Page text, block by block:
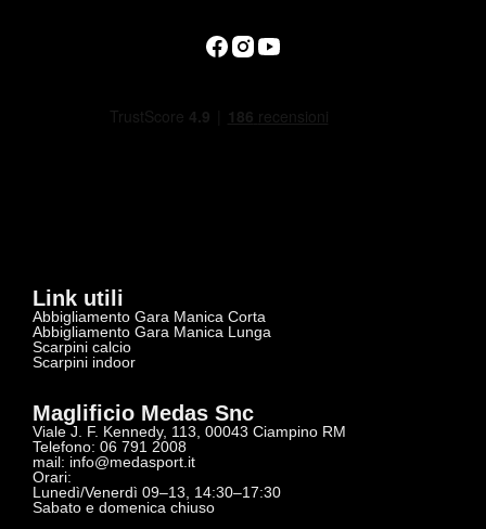
Link utili
Abbigliamento Gara Manica Corta
Abbigliamento Gara Manica Lunga
Scarpini calcio
Scarpini indoor
Maglificio Medas Snc
Viale J. F. Kennedy, 113, 00043 Ciampino RM
Telefono: 06 791 2008
mail: info@medasport.it
Orari:
Lunedì/Venerdì 09–13, 14:30–17:30
Sabato e domenica chiuso